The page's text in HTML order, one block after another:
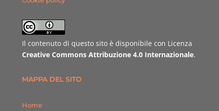
Il contenuto di questo sito è disponibile con Licenza
Creative Commons Attribuzione 4.0 Internazionale.
MAPPA DEL SITO
Home